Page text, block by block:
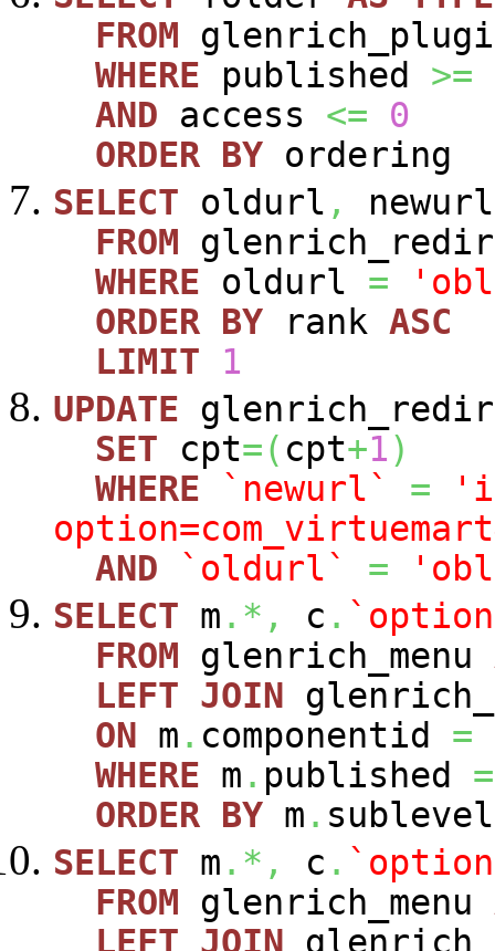
FROM
WHERE published >=
AND access <=
0
ORDER BY ordering
SELECT oldurl ,
newurl
FROM
WHERE oldurl =
ORDER BY rank ASC
LIMIT
1
UPDATE
SET cpt=( cpt+1)
WHERE
`newurl` =
AND
`oldurl` =
SELECT m .*, c .
FROM glenrich_menu
LEFT JOIN
ON m . componentid =
WHERE m . published =
ORDER BY m . sublevel
SELECT m .*, c .
FROM glenrich_menu
LEFT JOIN